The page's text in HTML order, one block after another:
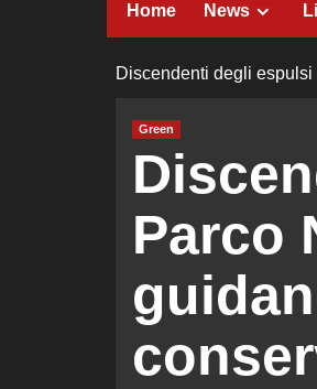
Home News
Discendenti degli
Green
Parco